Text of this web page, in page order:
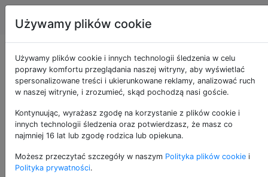
Apple Tagi
Jak dowiedzieć się,
czy Twój iPhone
kiedykolwiek zmokł?
24
Wiem, że iPhone ma kilka wewnętrznych
Używamy plików cookie
Używamy plików cookie i innych technologii śledzenia w celu
poprawy komfortu przeglądania naszej witryny, aby wyświetlać
spersonalizowane treści i ukierunkowane reklamy, analizować ruch
w naszej witrynie, i zrozumieć, skąd pochodzą nasi goście.
Kontynuując, wyrażasz zgodę na korzystanie z plików cookie i
innych technologii śledzenia oraz potwierdzasz, że masz co
najmniej 16 lat lub zgodę rodzica lub opiekuna.
Możesz przeczytać szczegóły w naszym Polityka plików cookie i
Polityka prywatności.